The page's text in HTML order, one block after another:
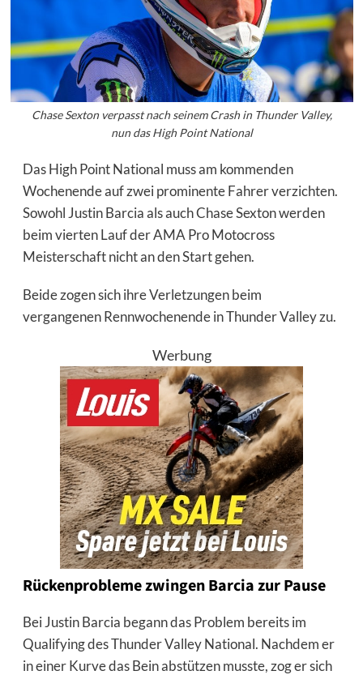
Chase Sexton verpasst nach seinem Crash in Thunder Valley,
nun das High Point National
Das High Point National muss am kommenden
Wochenende auf zwei prominente Fahrer verzichten.
Sowohl Justin Barcia als auch Chase Sexton werden
beim vierten Lauf der AMA Pro Motocross
Meisterschaft nicht an den Start gehen.
Beide zogen sich ihre Verletzungen beim
vergangenen Rennwochenende in Thunder Valley zu.
Werbung
Rückenprobleme zwingen Barcia zur Pause
Bei Justin Barcia begann das Problem bereits im
Qualifying des Thunder Valley National. Nachdem er
in einer Kurve das Bein abstützen musste, zog er sich